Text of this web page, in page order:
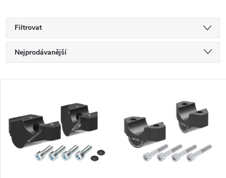
Filtrovat
Ř
a
e
n
Nejprodávanější
Abecedně
ý
p